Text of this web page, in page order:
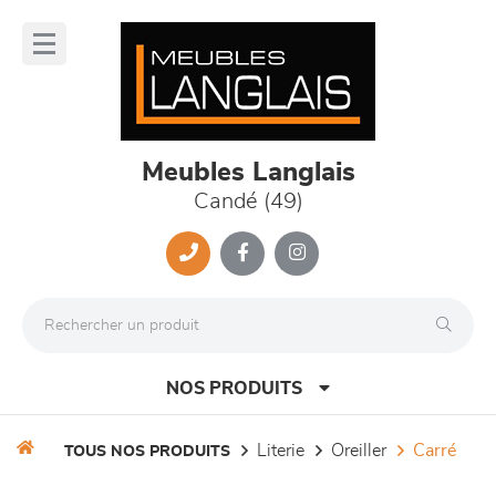
Meubles Langlais
Candé (49)
NOS PRODUITS
TOUS NOS PRODUITS literie oreiller carré